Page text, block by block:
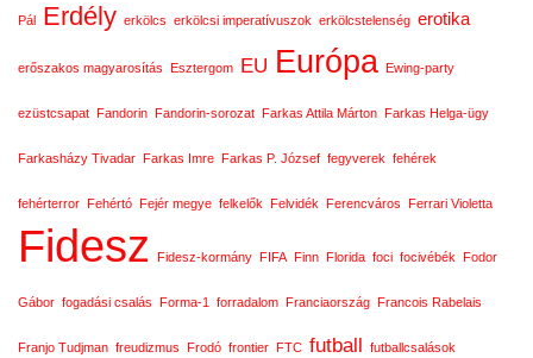
Pál Erdély erkölcs erkölcsi imperatívuszok erkölcstelenség erotika
erőszakos magyarosítás Esztergom EU Európa Ewing-party
ezüstcsapat Fandorin Fandorin-sorozat Farkas Attila Márton Farkas Helga-ügy
Farkasházy Tivadar Farkas Imre Farkas P. József fegyverek fehérek
fehérterror Fehértó Fejér megye felkelők Felvidék Ferencváros Ferrari Violetta
Fidesz Fidesz-kormány FIFA Finn Florida foci focivébék Fodor
Gábor fogadási csalás Forma-1 forradalom Franciaország Francois Rabelais
Franjo Tudjman freudizmus Frodó frontier FTC futball futballcsalások